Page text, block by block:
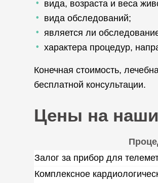
вида, возраста и веса
вида обследований;
является ли
характера процедур,
Конечная стоимость,
бесплатной консультации.
Цены на наши
Залог за прибор для
Комплексное